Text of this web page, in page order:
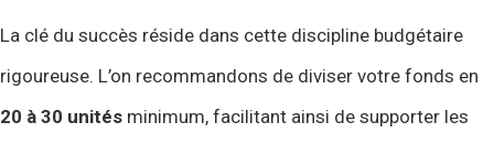
La clé du succès réside dans cette discipline budgétaire
rigoureuse. L’on recommandons de diviser votre fonds en
20 à 30 unités minimum, facilitant ainsi de supporter les